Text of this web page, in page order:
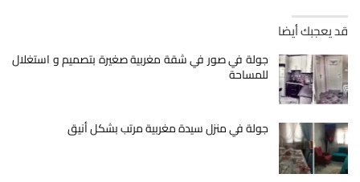
قد يعجبك أيضا
جولة في صور في شقة مغربية صغيرة بتصميم و استغلال
للمساحة
جولة في منزل سيدة مغربية مرتب بشكل أنيق